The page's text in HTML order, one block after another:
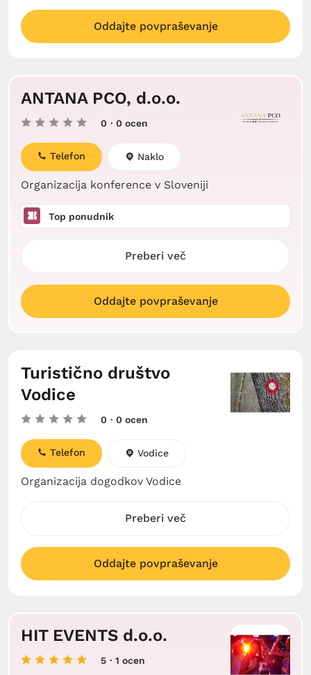
Oddajte povpraševanje
ANTANA PCO, d.o.o.
0 · 0 ocen
Organizacija konference v Sloveniji
Telefon Naklo
Top ponudnik
Preberi več
Oddajte povpraševanje
Turistično društvo
Vodice
0 · 0 ocen
Organizacija dogodkov Vodice
Telefon Vodice
Preberi več
Oddajte povpraševanje
HIT EVENTS d.o.o.
5 · 1 ocen